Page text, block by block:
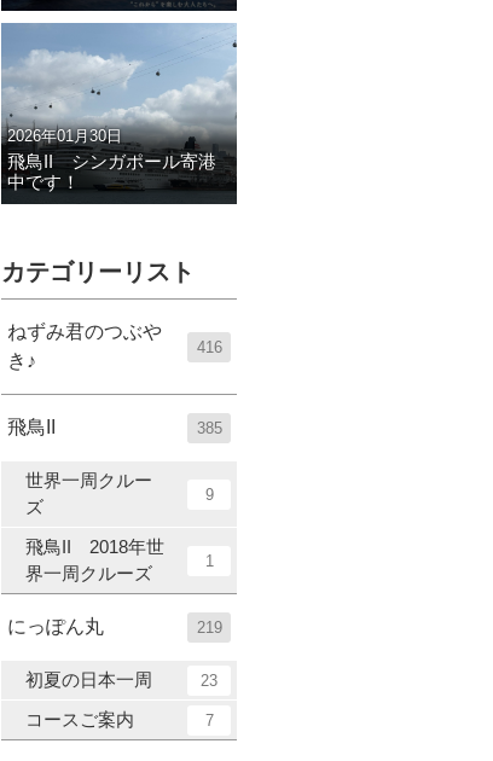
2026年01月30日
飛鳥II シンガポール寄港
中です！
カテゴリーリスト
ねずみ君のつぶや
き♪
416
飛鳥II 385
世界一周クルー
ズ
9
飛鳥II 2018年世
界一周クルーズ
1
にっぽん丸 219
初夏の日本一周 23
コースご案内 7